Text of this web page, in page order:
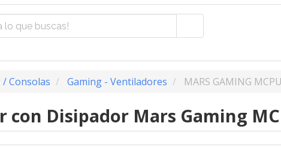
/ Consolas Gaming - Ventiladores MARS GAMING
Disipador Mars Gaming